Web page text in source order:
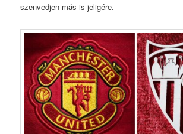
szenvedjen más is jeligére.